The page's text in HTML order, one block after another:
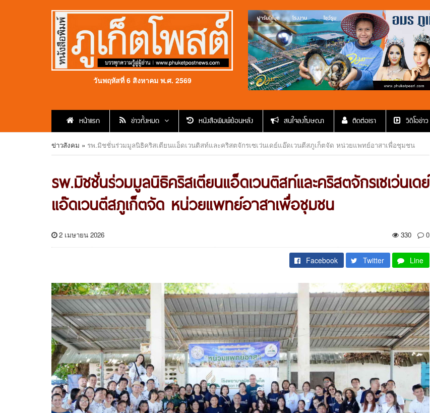
วันพฤหัสที่ 6 สิงหาคม พ.ศ. 2569
หน้าแรก ข่าวทั้งหมด หนังสือพิมพ์ย้อนหลัง สนใจลงโฆษณา ติดต่อเรา วีดีโอข่าว
ข่าวสังคม » รพ.มิชชั่นร่วมมูลนิธิคริสเตียนแอ็ดเวนติสท์และคริสตจักรเซเว่นเดย์แอ๊ดเวนตีสภูเก็ตจัด หน่วยแพทย์อาสาเพื่อชุมชน
รพ.มิชชั่นร่วมมูลนิธิคริสเตียนแอ็ดเวนติสท์และคริสตจักรเซเว่นเดย์
แอ๊ดเวนตีสภูเก็ตจัด หน่วยแพทย์อาสาเพื่อชุมชน
2 เมษายน 2026 330 0
Facebook Twitter Line